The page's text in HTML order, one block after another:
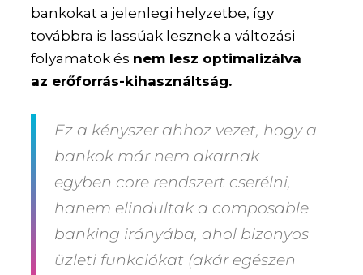
bankokat a jelenlegi helyzetbe, így
továbbra is lassúak lesznek a változási
folyamatok és nem lesz optimalizálva
az erőforrás-kihasználtság.
Ez a kényszer ahhoz vezet, hogy a
bankok már nem akarnak
egyben core rendszert cserélni,
hanem elindultak a composable
banking irányába, ahol bizonyos
üzleti funkciókat (akár egészen